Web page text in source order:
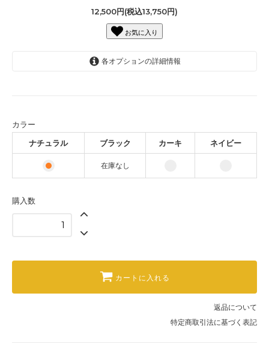
12,500円(税込13,750円)
お気に入り
各オプションの詳細情報
カーキ
ネイビー
カラー
ナチュラル
ブラック カーキ ネイビー
在庫なし
購入数
カートに入れる
返品について
特定商取引法に基づく表記